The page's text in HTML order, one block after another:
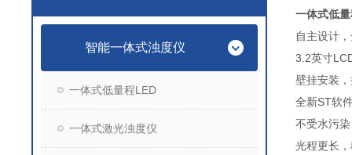
智能一体式浊度仪
一体式低量程LED
一体式激光浊度仪
一体式低
自主设
3.2英寸
壁挂安
全新ST软
不受水污
光程更长